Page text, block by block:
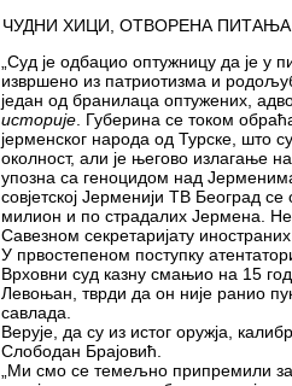
ЧУДНИ ХИЦИ, ОТВОРЕНА ПИТАЊА
„Суд је одбацио оптужницу да је у
извршено из патриотизма и
један од бранилаца оптужених,
историје . Губерина се током
јерменског народа од Турске, што
околност, али је његово излагање
упозна са геноцидом над
совјетској Јерменији ТВ Београд
милион и по страдалих Јермена.
Савезном секретаријату
У првостепеном поступку
Врховни суд казну смањио на 15
Левоњан, тврди да он није ранио
савлада.
Верује, да су из истог оружја,
Слободан Брајовић.
„Ми смо се темељно припремили